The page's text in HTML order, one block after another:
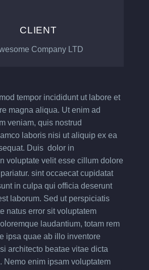
CLIENT
Company LTD
tempor incididunt ut labore et
magna aliqua. Ut enim ad
veniam, quis nostrud
laboris nisi ut aliquip ex ea
Duis dolor in
voluptate velit esse cillum dolore
sint occaecat cupidatat
in culpa qui officia deserunt
laborum. Sed ut perspiciatis
natus error sit voluptatem
laudantium, totam rem
ipsa quae ab illo inventore
architecto beatae vitae dicta
Nemo enim ipsam voluptatem